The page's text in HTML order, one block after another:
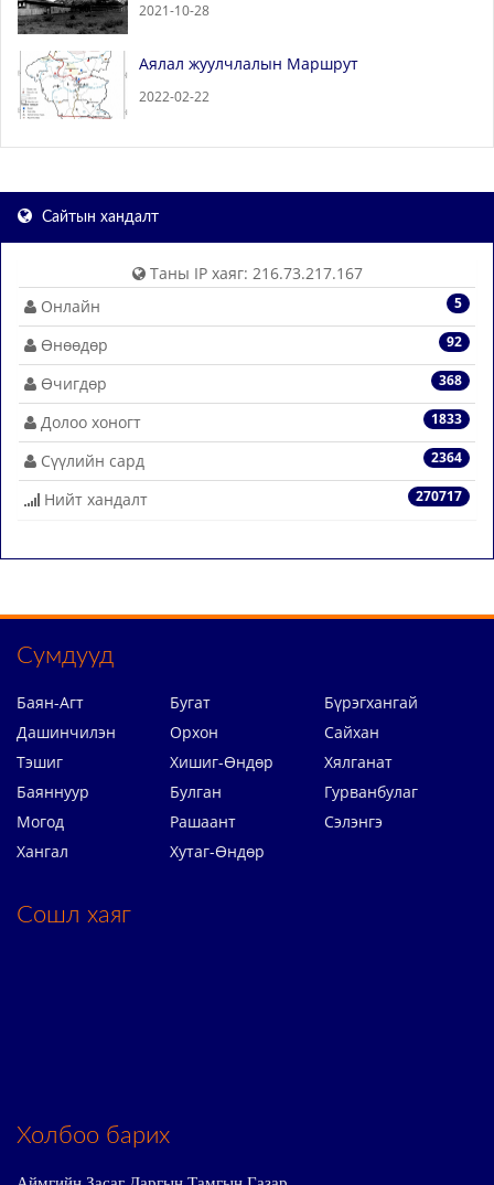
2021-10-28
Аялал жуулчлалын Маршрут
2022-02-22
Сайтын хандалт
Таны IP хаяг: 216.73.217.167
5
Онлайн
92
Өнөөдөр
368
Өчигдөр
1833
Долоо хоногт
2364
Сүүлийн сард
270717
Нийт хандалт
Сумдууд
Баян-Агт Бугат
Бүрэгхангай
Дашинчилэн
Орхон
Сайхан
Тэшиг
Хишиг-Өндөр
Хялганат
Баяннуур
Булган
Гурванбулаг
Могод
Рашаант
Сэлэнгэ
Хангал
Хутаг-Өндөр
Сошл хаяг
Холбоо барих